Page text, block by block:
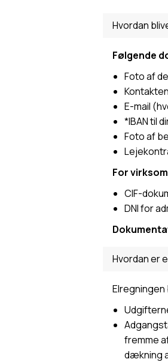
Hvordan
Følgende
Foto af
E-mail
*IBAN til
Foto af
For
CIF-
DNI for
Hvordan er
fremme
dækning